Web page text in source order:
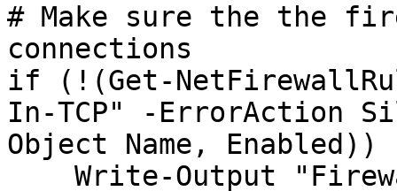
# Make sure the the
connections
if (!(Get-
In-TCP" -ErrorAction
Object Name, Enabled))